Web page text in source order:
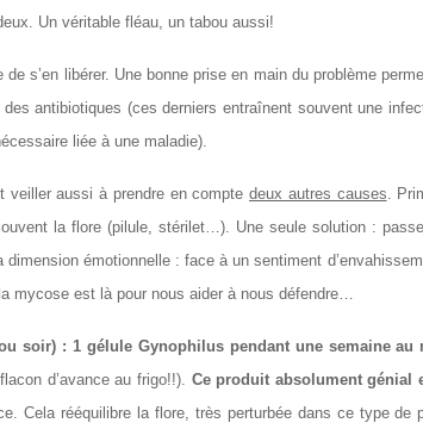
Un véritable fléau, un tabou aussi!
s’en libérer. Une bonne prise en main du problème
antibiotiques (ces derniers entraînent souvent une
liée à une maladie).
veiller aussi à prendre en comptedeux autres causes.
la flore (pilule, stérilet…). Une seule solution :
dimension émotionnelle : face à un sentiment
mycose est là pour nous aider à nous défendre…
soir) : 1 gélule Gynophilus pendant une semaine
d’avance au frigo!!). Ce produit absolument génial
Cela rééquilibre la flore, très perturbée dans ce type